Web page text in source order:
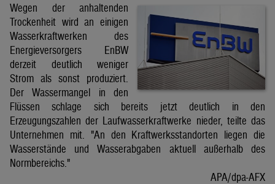
Wegen der anhaltenden
Trockenheit wird an einigen
Wasserkraftwerken des
Energieversorgers EnBW
derzeit deutlich weniger
Strom als sonst produziert.
Der Wassermangel in den
Flüssen schlage sich bereits jetzt deutlich in den
Erzeugungszahlen der Laufwasserkraftwerke nieder, teilte das
Unternehmen mit. "An den Kraftwerksstandorten liegen die
Wasserstände und Wasserabgaben aktuell außerhalb des
Normbereichs."
APA/dpa-AFX